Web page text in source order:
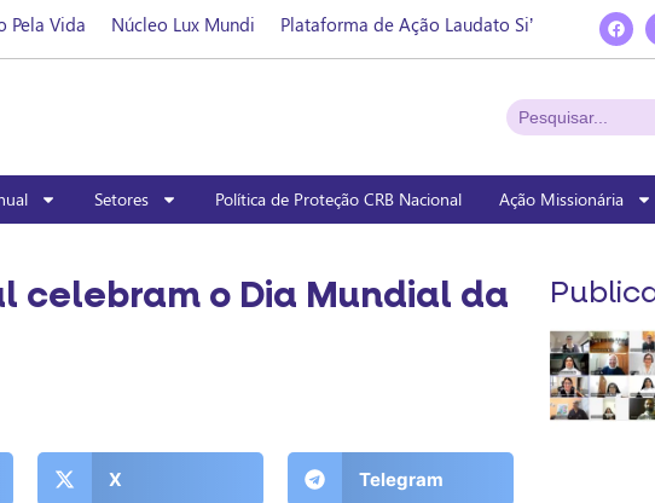
Pela Vida Núcleo Lux Mundi Plataforma de Ação Laudato Si’
Setores Política de Proteção CRB Nacional Ação Missionária
celebram o Dia Mundial da
X Telegram